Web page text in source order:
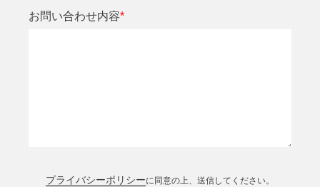
お問い合わせ内容*
プライバシーポリシーに同意の上、送信してください。